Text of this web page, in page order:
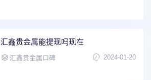
汇鑫贵金属能提现吗现在
汇鑫贵金属口碑 2024-01-20